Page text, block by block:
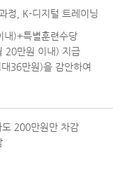
정, K-디지털 트레이닝
내)+특별훈련수당
20만원 이내) 지급
36만원)을 감안하여
200만원만 차감